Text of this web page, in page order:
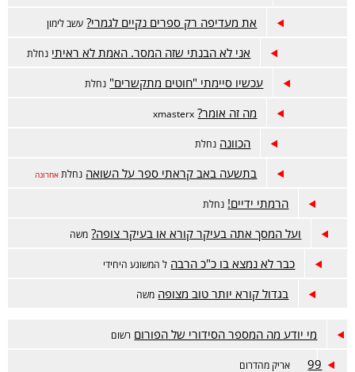
את מעדיפה רק ספרים נקיים לגמרי? עשב לימון
אני לא הבנתי שזה המסר. האמת לא ראיתי נחלת
עכשיו סיימתי "חוטים מתקשרים" נחלת
מה זה אומר? xmasterx
הכוונה נחלת
בתשעה באב קראתי ספר על השואה נחלת אחרונה
הרמתי ידיים! נחלת
ועל המסך אתה בעיקר קורא או בעיקר צופה? משה
כבר לא נמצא בו כ"כ הרבה ל המשוגע היחידי
בגדול קורא יותר טוב מצופה משה
מי יודע מה המספר הסידורי של הפורום רשום
99 אריק מהדרום